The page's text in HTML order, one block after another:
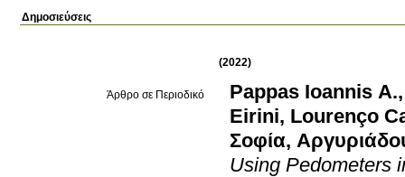
Δημοσιεύσεις
(2022)
Άρθρο σε Περιοδικό Pappas Ioannis A.
Eirini, Lourenço
Σοφία,
Using Pedometers